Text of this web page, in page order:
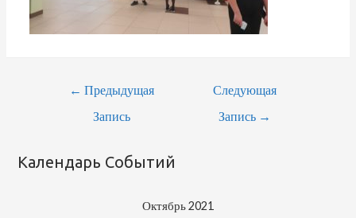
← Предыдущая
Запись
Следующая
Запись →
Календарь Событий
Октябрь 2021